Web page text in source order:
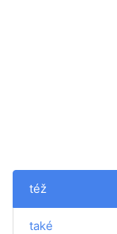
též
také